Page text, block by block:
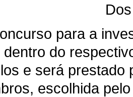
para a
do
e será prestado
escolhida